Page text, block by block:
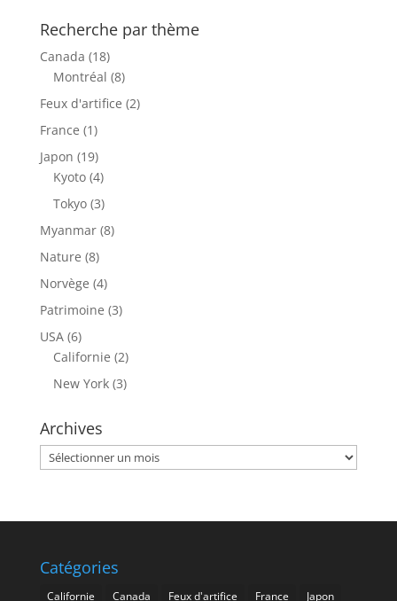
Recherche par thème
Canada (18)
Montréal (8)
Feux d'artifice (2)
France (1)
Japon (19)
Kyoto(4)
Tokyo(3)
Myanmar(8)
Nature (8)
Norvège (4)
Patrimoine (3)
USA(6)
Californie (2)
New York(3)
Archives
Archives
Catégories
Californie Canada Feux d'artifice France Japon